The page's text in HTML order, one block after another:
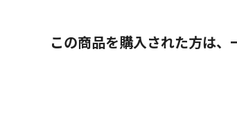
この商品を購入された方は、